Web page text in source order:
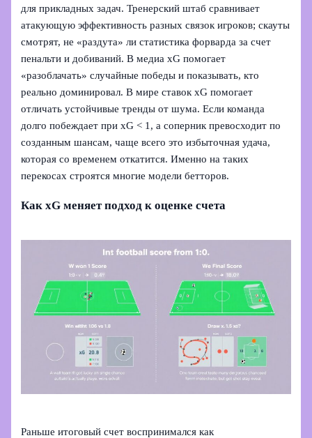
для прикладных задач. Тренерский штаб сравнивает
атакующую эффективность разных связок игроков; скауты
смотрят, не «раздута» ли статистика форварда за счет
пенальти и добиваний. В медиа xG помогает
«разоблачать» случайные победы и показывать, кто
реально доминировал. В мире ставок xG помогает
отличать устойчивые тренды от шума. Если команда
долго побеждает при xG < 1, а соперник превосходит по
созданным шансам, чаще всего это избыточная удача,
которая со временем откатится. Именно на таких
перекосах строятся многие модели бетторов.
Как xG меняет подход к оценке счета
Раньше итоговый счет воспринимался как